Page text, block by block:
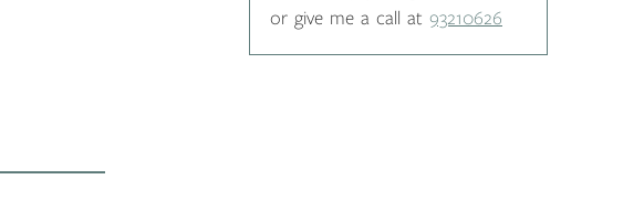
or give me a call at 93210626